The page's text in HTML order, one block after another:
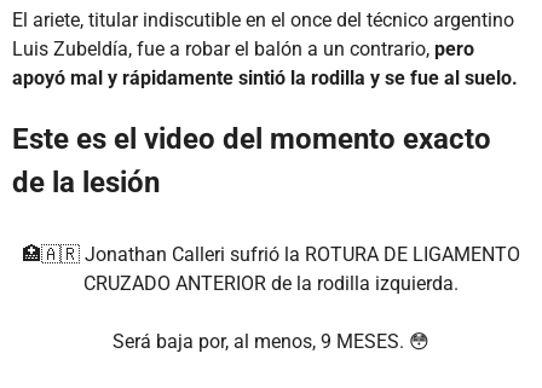
El ariete, titular indiscutible en el once del técnico argentino
Luis Zubeldía, fue a robar el balón a un contrario, pero
apoyó mal y rápidamente sintió la rodilla y se fue al suelo.
Este es el video del momento exacto
de la lesión
🏥🇦🇷 Jonathan Calleri sufrió la ROTURA DE LIGAMENTO
CRUZADO ANTERIOR de la rodilla izquierda.
Será baja por, al menos, 9 MESES. 😳